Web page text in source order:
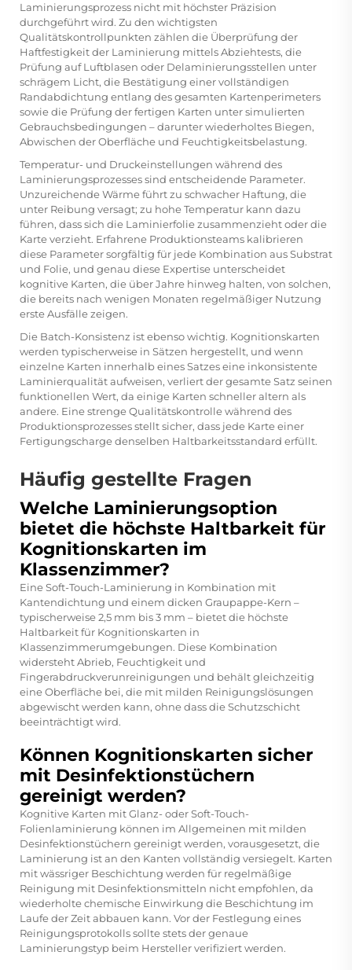
Laminierungsprozess nicht mit höchster Präzision
durchgeführt wird. Zu den wichtigsten
Qualitätskontrollpunkten zählen die Überprüfung der
Haftfestigkeit der Laminierung mittels Abziehtests, die
Prüfung auf Luftblasen oder Delaminierungsstellen unter
schrägem Licht, die Bestätigung einer vollständigen
Randabdichtung entlang des gesamten Kartenperimeters
sowie die Prüfung der fertigen Karten unter simulierten
Gebrauchsbedingungen – darunter wiederholtes Biegen,
Abwischen der Oberfläche und Feuchtigkeitsbelastung.
Temperatur- und Druckeinstellungen während des
Laminierungsprozesses sind entscheidende Parameter.
Unzureichende Wärme führt zu schwacher Haftung, die
unter Reibung versagt; zu hohe Temperatur kann dazu
führen, dass sich die Laminierfolie zusammenzieht oder die
Karte verzieht. Erfahrene Produktionsteams kalibrieren
diese Parameter sorgfältig für jede Kombination aus Substrat
und Folie, und genau diese Expertise unterscheidet
kognitive Karten, die über Jahre hinweg halten, von solchen,
die bereits nach wenigen Monaten regelmäßiger Nutzung
erste Ausfälle zeigen.
Die Batch-Konsistenz ist ebenso wichtig. Kognitionskarten
werden typischerweise in Sätzen hergestellt, und wenn
einzelne Karten innerhalb eines Satzes eine inkonsistente
Laminierqualität aufweisen, verliert der gesamte Satz seinen
funktionellen Wert, da einige Karten schneller altern als
andere. Eine strenge Qualitätskontrolle während des
Produktionsprozesses stellt sicher, dass jede Karte einer
Fertigungscharge denselben Haltbarkeitsstandard erfüllt.
Häufig gestellte Fragen
Welche Laminierungsoption
bietet die höchste Haltbarkeit für
Kognitionskarten im
Klassenzimmer?
Eine Soft-Touch-Laminierung in Kombination mit
Kantendichtung und einem dicken Graupappe-Kern –
typischerweise 2,5 mm bis 3 mm – bietet die höchste
Haltbarkeit für Kognitionskarten in
Klassenzimmerumgebungen. Diese Kombination
widersteht Abrieb, Feuchtigkeit und
Fingerabdruckverunreinigungen und behält gleichzeitig
eine Oberfläche bei, die mit milden Reinigungslösungen
abgewischt werden kann, ohne dass die Schutzschicht
beeinträchtigt wird.
Können Kognitionskarten sicher
mit Desinfektionstüchern
gereinigt werden?
Kognitive Karten mit Glanz- oder Soft-Touch-
Folienlaminierung können im Allgemeinen mit milden
Desinfektionstüchern gereinigt werden, vorausgesetzt, die
Laminierung ist an den Kanten vollständig versiegelt. Karten
mit wässriger Beschichtung werden für regelmäßige
Reinigung mit Desinfektionsmitteln nicht empfohlen, da
wiederholte chemische Einwirkung die Beschichtung im
Laufe der Zeit abbauen kann. Vor der Festlegung eines
Reinigungsprotokolls sollte stets der genaue
Laminierungstyp beim Hersteller verifiziert werden.